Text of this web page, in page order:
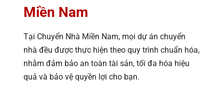
Miền Nam
Tại Chuyển Nhà Miền Nam, mọi dự án chuyển
nhà đều được thực hiện theo quy trình chuẩn hóa,
nhằm đảm bảo an toàn tài sản, tối đa hóa hiệu
quả và bảo vệ quyền lợi cho bạn.